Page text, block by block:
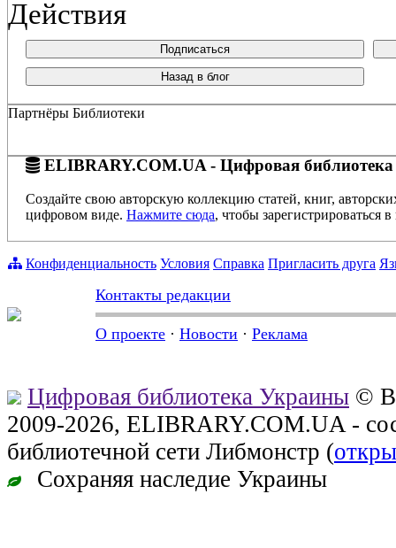
Действия
Подписаться
Назад в блог
Партнёры Библиотеки
ELIBRARY.COM.UA - Цифровая библиотека
Создайте свою авторскую коллекцию статей, книг,
цифровом виде. Нажмите сюда, чтобы зарегистрироваться в
Конфиденциальность Условия Справка Пригласить друга
Контакты редакции
О проекте · Новости · Реклама
Цифровая библиотека Украины ©
2009-2026, ELIBRARY.COM.UA -
библиотечной сети Либмонстр (
Сохраняя наследие Украины